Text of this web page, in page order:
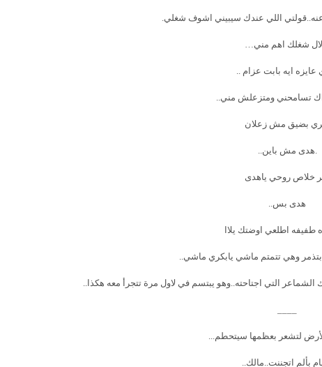
عنه..قولتي اللي عندك سيبيني اشوف شغلي.
شغلك اهم مني…
عايزه ايه بابت عزام ..
تسامحني ومتزعلش مني..
بضيق مش زعلان
.هدى مش باين..
خلاص روحي ياهدى
هدى بس..
طفيفه اطلعي اوضتك يلاا
وهي تتمتم ماشي يابكري ماشي..
التي اجتاحته..وهو يبتسم في لاول مرة تتجرأ معه هكذا..
لتشعر بعظمها سيتحطم...
بألم اتجننت..مالك..